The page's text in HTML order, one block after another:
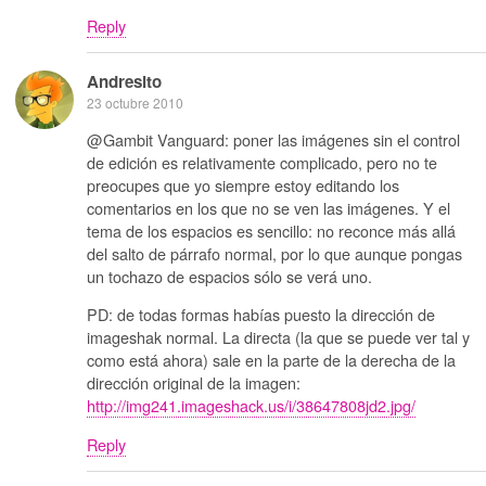
Reply
Andresito
23 octubre 2010
@Gambit Vanguard: poner las imágenes sin el control
de edición es relativamente complicado, pero no te
preocupes que yo siempre estoy editando los
comentarios en los que no se ven las imágenes. Y el
tema de los espacios es sencillo: no reconce más allá
del salto de párrafo normal, por lo que aunque pongas
un tochazo de espacios sólo se verá uno.
PD: de todas formas habías puesto la dirección de
imageshak normal. La directa (la que se puede ver tal y
como está ahora) sale en la parte de la derecha de la
dirección original de la imagen:
http://img241.imageshack.us/i/38647808jd2.jpg/
Reply